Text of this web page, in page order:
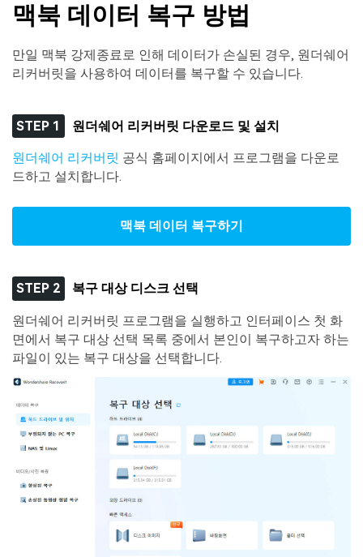
맥북 데이터 복구 방법
만일 맥북 강제종료로 인해 데이터가 손실된 경우, 원더쉐어
리커버릿을 사용하여 데이터를 복구할 수 있습니다.
STEP 1 원더쉐어 리커버릿 다운로드 및 설치
원더쉐어 리커버릿 공식 홈페이지에서 프로그램을 다운로
드하고 설치합니다.
맥북 데이터 복구하기
STEP 2 복구 대상 디스크 선택
원더쉐어 리커버릿 프로그램을 실행하고 인터페이스 첫 화
면에서 복구 대상 선택 목록 중에서 본인이 복구하고자 하는
파일이 있는 복구 대상을 선택합니다.